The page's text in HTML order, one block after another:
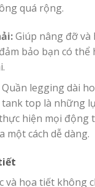
quá rộng.
Giúp nâng đỡ và
bảo bạn có thể
legging dài
top là những
hiện mọi động
một cách dễ dàng.
và họa tiết không